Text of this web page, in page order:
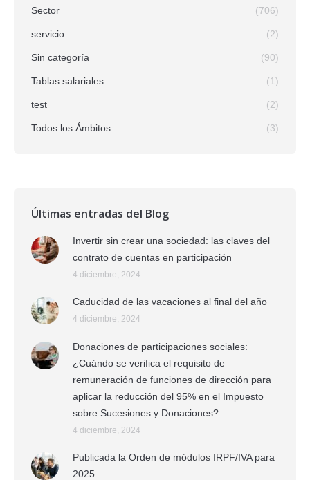
Sector (706)
servicio (2)
Sin categoría (90)
Tablas salariales (1)
test (2)
Todos los Ámbitos (3)
Últimas entradas del Blog
Invertir sin crear una sociedad: las claves del
contrato de cuentas en participación
4 diciembre, 2024
Caducidad de las vacaciones al final del año
4 diciembre, 2024
Donaciones de participaciones sociales:
¿Cuándo se verifica el requisito de
remuneración de funciones de dirección para
aplicar la reducción del 95% en el Impuesto
sobre Sucesiones y Donaciones?
4 diciembre, 2024
Publicada la Orden de módulos IRPF/IVA para
2025